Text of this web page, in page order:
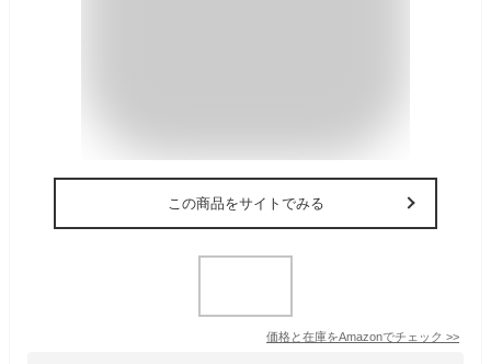
この商品をサイトでみる
価格と在庫をAmazonでチェック >>